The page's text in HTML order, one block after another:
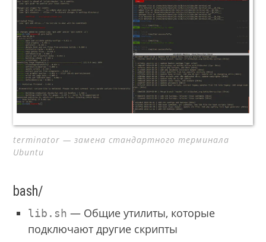
terminator — замена стандартного терминала
Ubuntu
bash/
lib.sh — Общие утилиты, которые
подключают другие скрипты